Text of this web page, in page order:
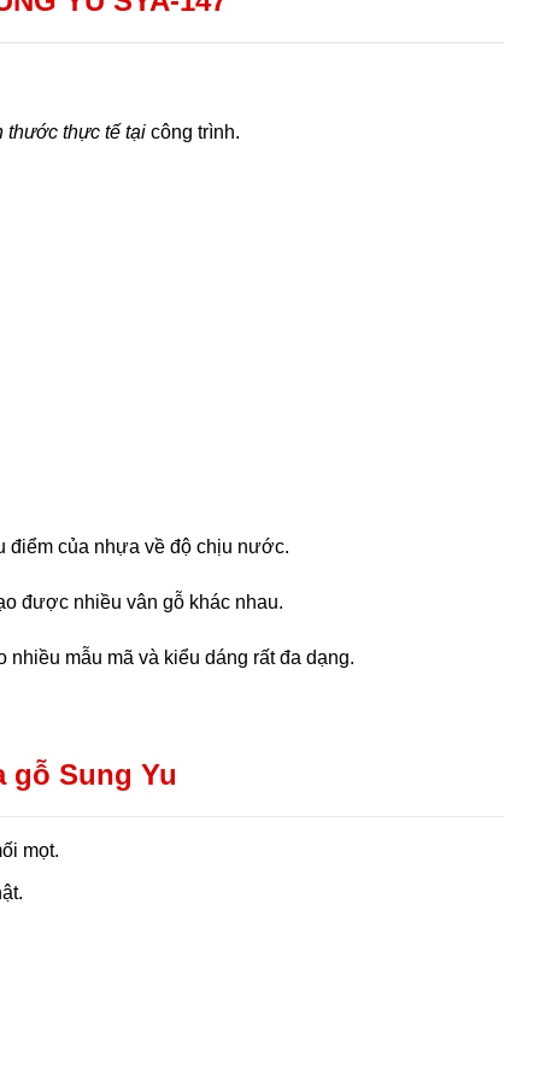
thước thực tế tại công trình.
điểm của nhựa về độ chịu nước.
được nhiều vân gỗ khác nhau.
mẫu mã và kiểu dáng rất đa dạng.
gỗ Sung Yu
mọt.